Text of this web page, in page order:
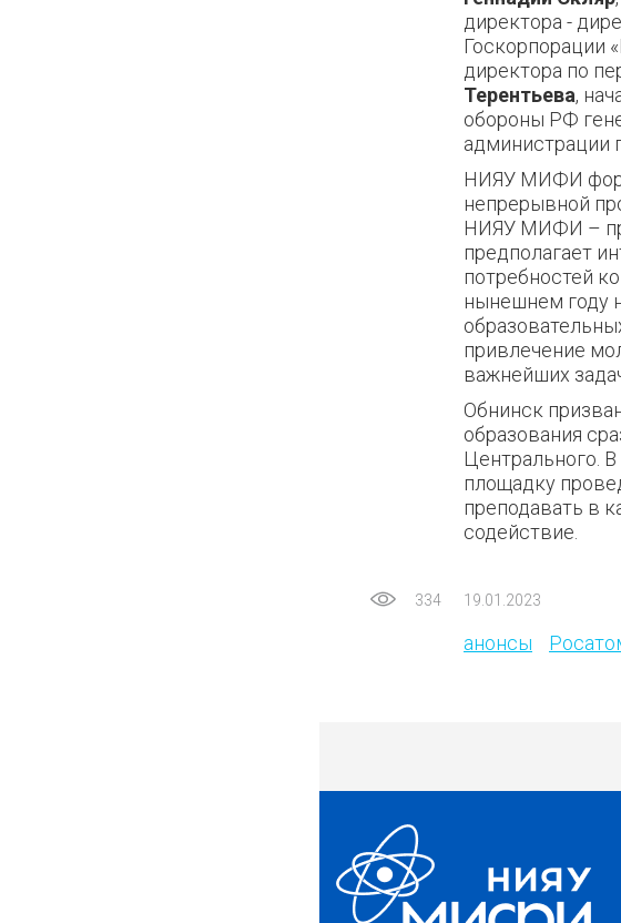
директора -
Госкорпорации «
директора по
Терентьева, н
обороны РФ
администрации
НИЯУ МИФИ
непрерывной
НИЯУ МИФИ –
предполагает
потребностей
нынешнем году
привлечение
важнейших
Обнинск
образования
Центрального.
площадку
преподавать в
содействие.
19.01.2023
334
анонсы